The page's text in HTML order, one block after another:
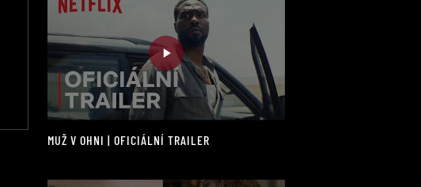
MUŽ V OHNI | OFICIÁLNÍ TRAILER